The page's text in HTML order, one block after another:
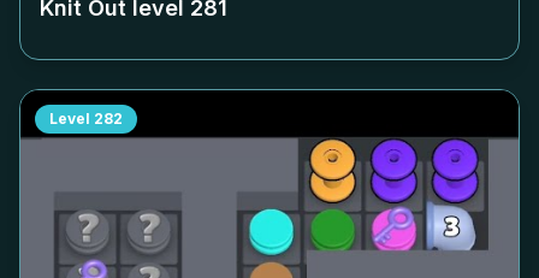
Knit Out level 281
Level 282